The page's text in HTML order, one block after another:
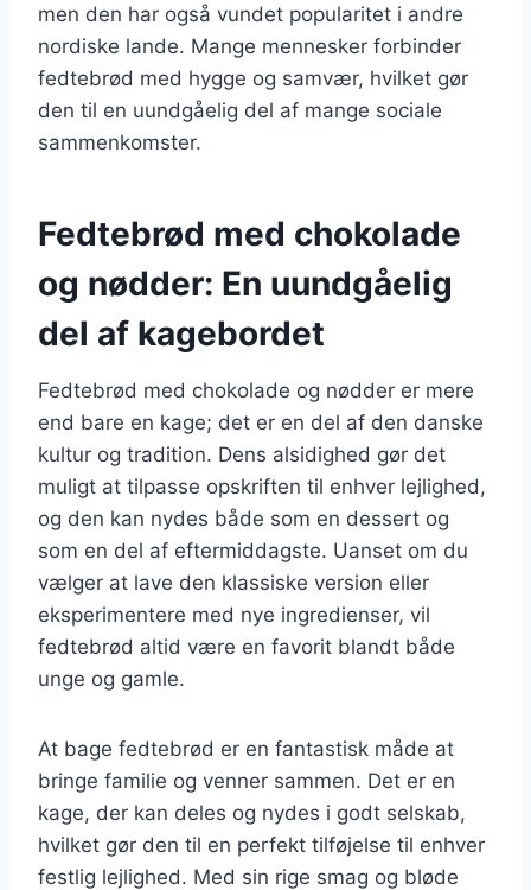
men den har også vundet popularitet i andre
nordiske lande. Mange mennesker forbinder
fedtebrød med hygge og samvær, hvilket gør
den til en uundgåelig del af mange sociale
sammenkomster.
Fedtebrød med chokolade
og nødder: En uundgåelig
del af kagebordet
Fedtebrød med chokolade og nødder er mere
end bare en kage; det er en del af den danske
kultur og tradition. Dens alsidighed gør det
muligt at tilpasse opskriften til enhver lejlighed,
og den kan nydes både som en dessert og
som en del af eftermiddagste. Uanset om du
vælger at lave den klassiske version eller
eksperimentere med nye ingredienser, vil
fedtebrød altid være en favorit blandt både
unge og gamle.
At bage fedtebrød er en fantastisk måde at
bringe familie og venner sammen. Det er en
kage, der kan deles og nydes i godt selskab,
hvilket gør den til en perfekt tilføjelse til enhver
festlig lejlighed. Med sin rige smag og bløde